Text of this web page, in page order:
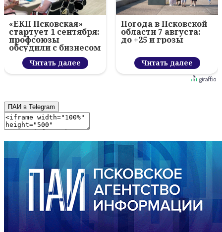
«ЕКП Псковская»
стартует 1 сентября:
профсоюзы
обсудили с бизнесом
новый цифровой
проектЧитать далее
Погода в Псковской
области 7 августа:
до +25 и грозы
Читать далее
ПАИ в Telegram